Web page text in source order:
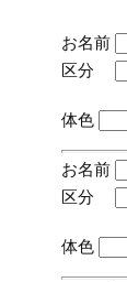
お名前
区分
(
体色
お名前
区分
(
体色